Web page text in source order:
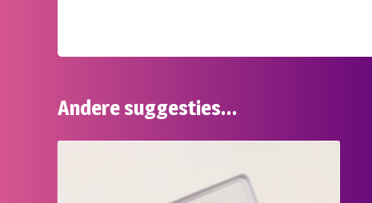
Andere suggesties…